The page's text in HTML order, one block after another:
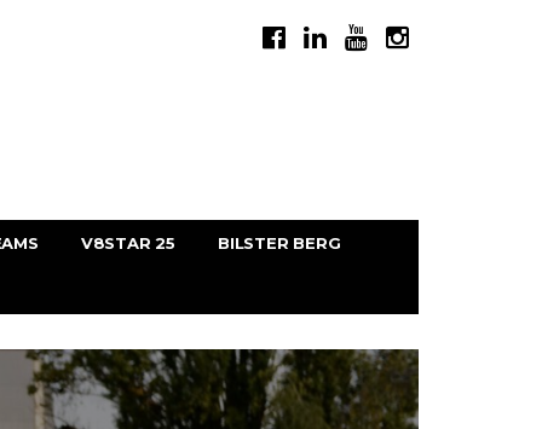
V8STAR 25 BILSTER BERG